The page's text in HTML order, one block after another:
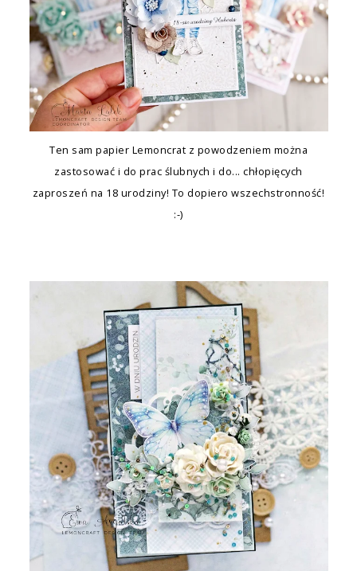
Ten sam papier Lemoncrat z powodzeniem można
zastosować i do prac ślubnych i do... chłopięcych
zaproszeń na 18 urodziny! To dopiero wszechstronność!
:-)